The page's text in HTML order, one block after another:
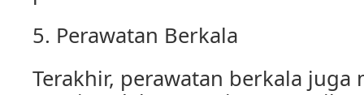
5. Perawatan Berkala
Terakhir, perawatan berkala juga